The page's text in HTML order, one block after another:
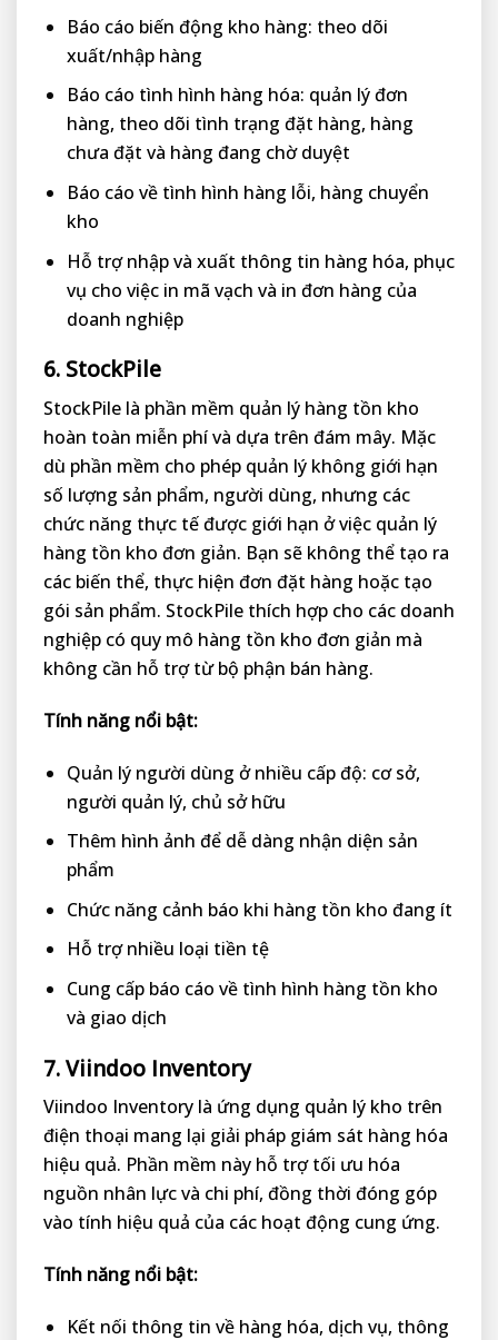
Báo cáo biến động kho hàng: theo dõi
xuất/nhập hàng
Báo cáo tình hình hàng hóa: quản lý đơn
hàng, theo dõi tình trạng đặt hàng, hàng
chưa đặt và hàng đang chờ duyệt
Báo cáo về tình hình hàng lỗi, hàng chuyển
kho
Hỗ trợ nhập và xuất thông tin hàng hóa, phục
vụ cho việc in mã vạch và in đơn hàng của
doanh nghiệp
6. StockPile
StockPile là phần mềm quản lý hàng tồn kho
hoàn toàn miễn phí và dựa trên đám mây. Mặc
dù phần mềm cho phép quản lý không giới hạn
số lượng sản phẩm, người dùng, nhưng các
chức năng thực tế được giới hạn ở việc quản lý
hàng tồn kho đơn giản. Bạn sẽ không thể tạo ra
các biến thể, thực hiện đơn đặt hàng hoặc tạo
gói sản phẩm. StockPile thích hợp cho các doanh
nghiệp có quy mô hàng tồn kho đơn giản mà
không cần hỗ trợ từ bộ phận bán hàng.
Tính năng nổi bật:
Quản lý người dùng ở nhiều cấp độ: cơ sở,
người quản lý, chủ sở hữu
Thêm hình ảnh để dễ dàng nhận diện sản
phẩm
Chức năng cảnh báo khi hàng tồn kho đang ít
Hỗ trợ nhiều loại tiền tệ
Cung cấp báo cáo về tình hình hàng tồn kho
và giao dịch
7. Viindoo Inventory
Viindoo Inventory là ứng dụng quản lý kho trên
điện thoại mang lại giải pháp giám sát hàng hóa
hiệu quả. Phần mềm này hỗ trợ tối ưu hóa
nguồn nhân lực và chi phí, đồng thời đóng góp
vào tính hiệu quả của các hoạt động cung ứng.
Tính năng nổi bật:
Kết nối thông tin về hàng hóa, dịch vụ, thông